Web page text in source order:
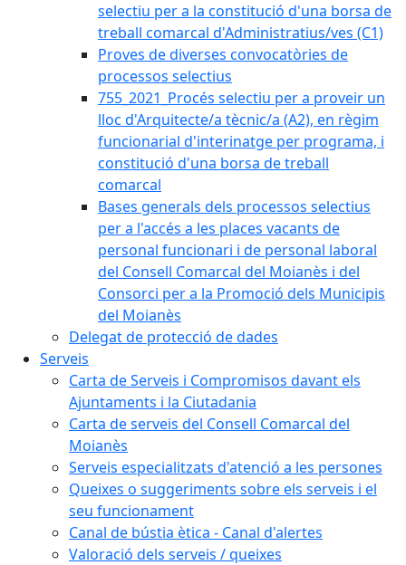
selectiu per a la constitució d'una borsa de
treball comarcal d'Administratius/ves (C1)
Proves de diverses convocatòries de
processos selectius
755_2021_Procés selectiu per a proveir un
lloc d'Arquitecte/a tècnic/a (A2), en règim
funcionarial d'interinatge per programa, i
constitució d'una borsa de treball
comarcal
Bases generals dels processos selectius
per a l'accés a les places vacants de
personal funcionari i de personal laboral
del Consell Comarcal del Moianès i del
Consorci per a la Promoció dels Municipis
del Moianès
Delegat de protecció de dades
Serveis
Carta de Serveis i Compromisos davant els
Ajuntaments i la Ciutadania
Carta de serveis del Consell Comarcal del
Moianès
Serveis especialitzats d'atenció a les persones
Queixes o suggeriments sobre els serveis i el
seu funcionament
Canal de bústia ètica - Canal d'alertes
Valoració dels serveis / queixes